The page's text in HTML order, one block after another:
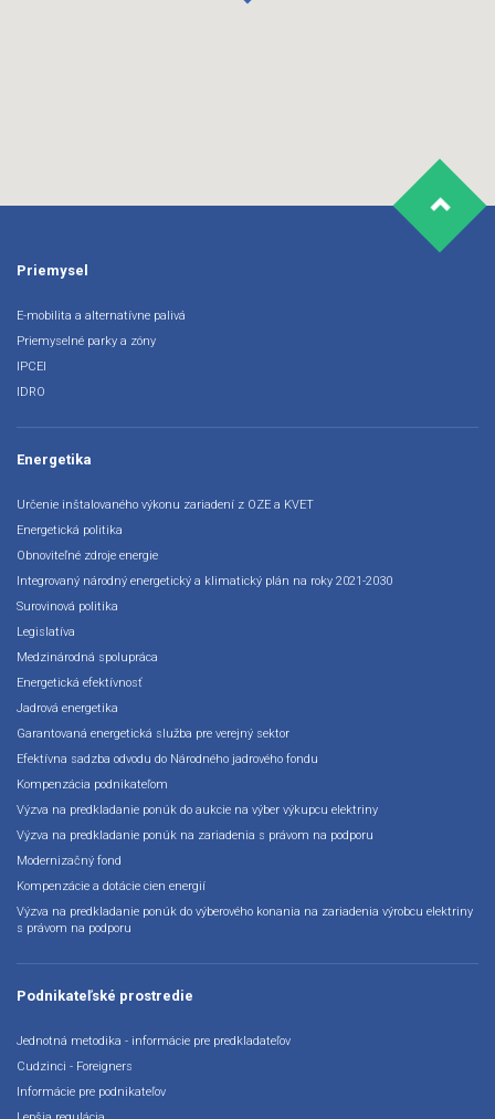
Priemysel
E-mobilita a alternatívne palivá
Priemyselné parky a zóny
IPCEI
IDRO
Energetika
Určenie inštalovaného výkonu zariadení z OZE a KVET
Energetická politika
Obnoviteľné zdroje energie
Integrovaný národný energetický a klimatický plán na roky 2021-2030
Surovinová politika
Legislatíva
Medzinárodná spolupráca
Energetická efektívnosť
Jadrová energetika
Garantovaná energetická služba pre verejný sektor
Efektívna sadzba odvodu do Národného jadrového fondu
Kompenzácia podnikateľom
Výzva na predkladanie ponúk do aukcie na výber výkupcu elektriny
Výzva na predkladanie ponúk na zariadenia s právom na podporu
Modernizačný fond
Kompenzácie a dotácie cien energií
Výzva na predkladanie ponúk do výberového konania na zariadenia výrobcu elektriny
s právom na podporu
Podnikateľské prostredie
Jednotná metodika - informácie pre predkladateľov
Cudzinci - Foreigners
Informácie pre podnikateľov